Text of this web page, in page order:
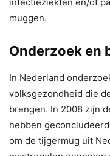
muggen.
Onderzoek en
In Nederland
volksgezondheid die
brengen. In 2008 zijn
hebben
om de tijgermug uit